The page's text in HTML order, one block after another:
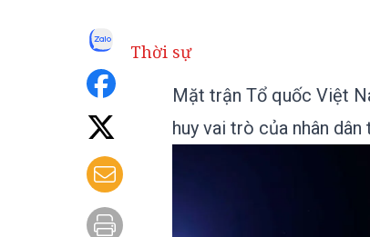
Thời sự
Mặt trận Tổ quốc Việt
huy vai trò của nhân